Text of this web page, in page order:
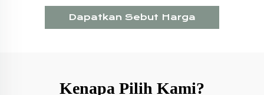
Dapatkan Sebut Harga
Kenapa Pilih Kami?